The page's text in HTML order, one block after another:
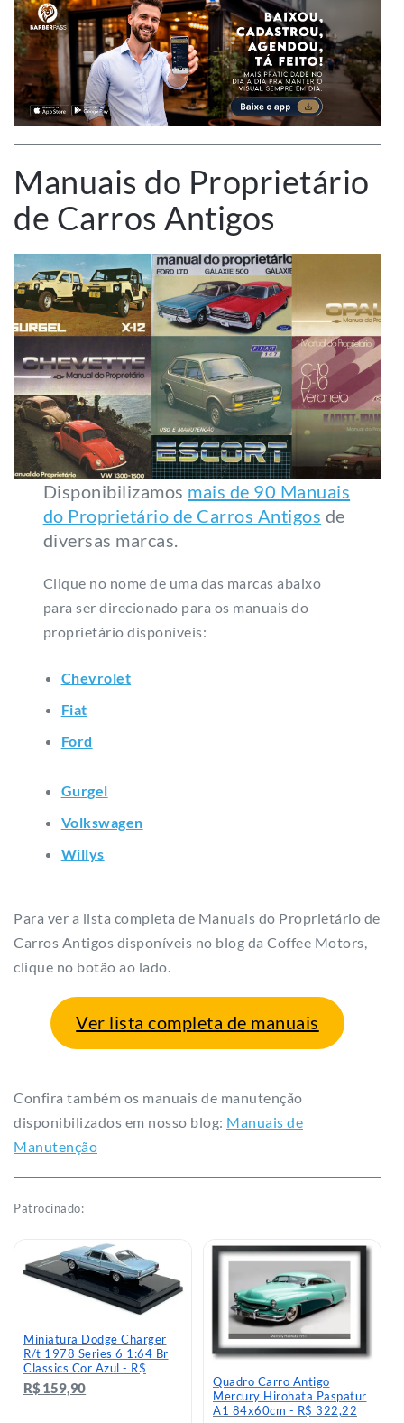
Manuais do Proprietário
de Carros Antigos
Disponibilizamos mais de 90 Manuais
do Proprietário de Carros Antigos de
diversas marcas.
Clique no nome de uma das marcas abaixo
para ser direcionado para os manuais do
proprietário disponíveis:
Chevrolet
Fiat
Ford
Gurgel
Volkswagen
Willys
Para ver a lista completa de Manuais do Proprietário de
Carros Antigos disponíveis no blog da Coffee Motors,
clique no botão ao lado.
Ver lista completa de manuais
Confira também os manuais de manutenção
disponibilizados em nosso blog: Manuais de
Manutenção
Patrocinado:
Miniatura Dodge Charger
R/t 1978 Series 6 1:64 Br
Classics Cor Azul - R$
159,9
R$ 159,90
Quadro Carro Antigo
Mercury Hirohata Paspatur
A1 84x60cm - R$ 322,22